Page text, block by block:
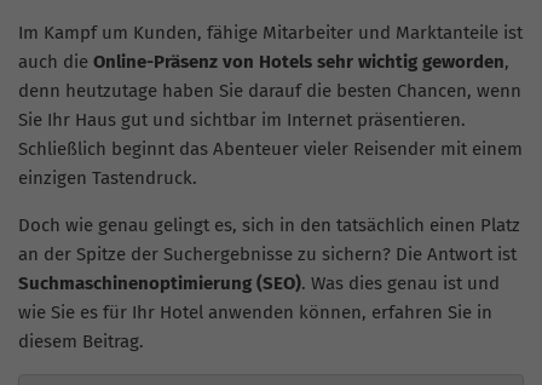
Im Kampf um Kunden, fähige Mitarbeiter und Marktanteile ist
auch die Online-Präsenz von Hotels sehr wichtig geworden,
denn heutzutage haben Sie darauf die besten Chancen, wenn
Sie Ihr Haus gut und sichtbar im Internet präsentieren.
Schließlich beginnt das Abenteuer vieler Reisender mit einem
einzigen Tastendruck.
Doch wie genau gelingt es, sich in den tatsächlich einen Platz
an der Spitze der Suchergebnisse zu sichern? Die Antwort ist
Suchmaschinenoptimierung (SEO). Was dies genau ist und
wie Sie es für Ihr Hotel anwenden können, erfahren Sie in
diesem Beitrag.